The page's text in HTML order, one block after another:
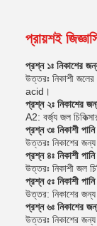
প্রায়শই
প্রশ্ন ১ঃ নিকাশের
উত্তরঃ নিকাশী
acid।
প্রশ্ন ২ঃ নিকাশের
A2: বর্জ্য জল
প্রশ্ন ৩ঃ নিকাশী
উত্তরঃ নিকাশের জন্য
প্রশ্ন ৪ঃ নিকাশী
উত্তরঃ নিকাশী জল
প্রশ্ন ৫ঃ নিকাশী
উত্তর: নিকাশের জন্য
প্রশ্ন ৬ঃ নিকাশের
উত্তরঃ নিকাশের জন্য